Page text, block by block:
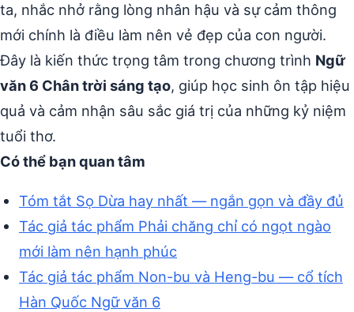
ta, nhắc nhở rằng lòng nhân hậu và sự cảm thông
mới chính là điều làm nên vẻ đẹp của con người.
Đây là kiến thức trọng tâm trong chương trình Ngữ
văn 6 Chân trời sáng tạo, giúp học sinh ôn tập hiệu
quả và cảm nhận sâu sắc giá trị của những kỷ niệm
tuổi thơ.
Có thể bạn quan tâm
Tóm tắt Sọ Dừa hay nhất — ngắn gọn và đầy đủ
Tác giả tác phẩm Phải chăng chỉ có ngọt ngào
mới làm nên hạnh phúc
Tác giả tác phẩm Non-bu và Heng-bu — cổ tích
Hàn Quốc Ngữ văn 6